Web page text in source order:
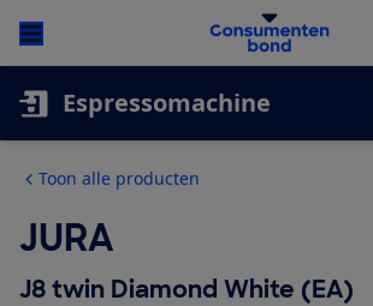
Espressomachine
Toon alle producten
JURA
J8 twin Diamond White (EA)